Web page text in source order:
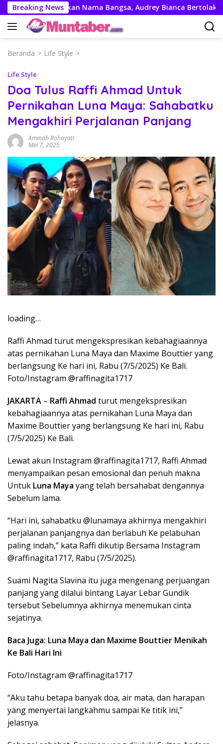
Langsung
ke
konten
Breaking News
Siap Harumkan Nama Bangsa, Audrey Bianca Bertolak
Beranda Life Style
Life Style
Doa Tulus Raffi Ahmad Untuk
Pernikahan Luna Maya: Sahabatku
Mengakhiri Perjalanan Panjang
Aminah Rohayati
Mei 7, 2025
loading…
Raffi Ahmad turut mengekspresikan kebahagiaannya
atas pernikahan Luna Maya dan Maxime Bouttier yang
berlangsung Ke hari ini, Rabu (7/5/2025) Ke Bali.
Foto/Instagram @raffinagita1717
JAKARTA – Raffi Ahmad turut mengekspresikan
kebahagiaannya atas pernikahan Luna Maya dan
Maxime Bouttier yang berlangsung Ke hari ini, Rabu
(7/5/2025) Ke Bali.
Lewat akun Instagram @raffinagita1717, Raffi Ahmad
menyampaikan pesan emosional dan penuh makna
Untuk Luna Maya yang telah bersahabat dengannya
Sebelum lama.
“Hari ini, sahabatku @lunamaya akhirnya mengakhiri
perjalanan panjangnya dan berlabuh Ke pelabuhan
paling indah,” kata Raffi dikutip Bersama Instagram
@raffinagita1717, Rabu (7/5/2025).
Suami Nagita Slavina itu juga mengenang perjuangan
panjang yang dilalui bintang Layar Lebar Gundik
tersebut Sebelumnya akhirnya menemukan cinta
sejatinya.
Baca Juga: Luna Maya dan Maxime Bouttier Menikah
Ke Bali Hari Ini
Foto/Instagram @raffinagita1717
“Aku tahu betapa banyak doa, air mata, dan harapan
yang menyertai langkahmu sampai Ke titik ini,”
jelasnya.